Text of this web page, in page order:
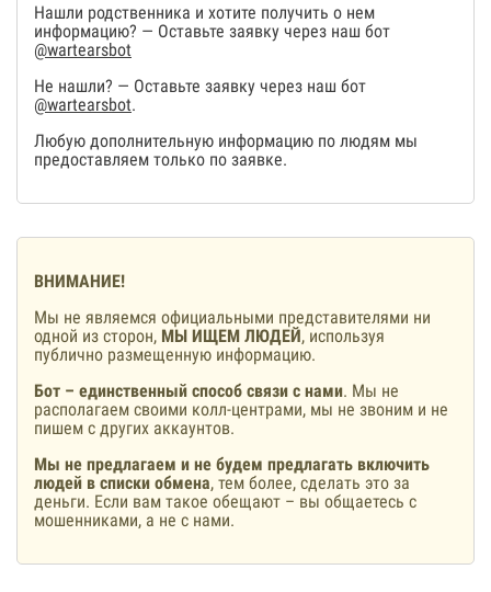
Нашли родственника и хотите получить о нем
информацию? — Оставьте заявку через наш бот
@wartearsbot
Не нашли? — Оставьте заявку через наш бот
@wartearsbot.
Любую дополнительную информацию по людям мы
предоставляем только по заявке.
ВНИМАНИЕ!
Мы не являемся официальными представителями ни
одной из сторон, МЫ ИЩЕМ ЛЮДЕЙ, используя
публично размещенную информацию.
Бот – единственный способ связи с нами. Мы не
располагаем своими колл-центрами, мы не звоним и не
пишем с других аккаунтов.
Мы не предлагаем и не будем предлагать включить
людей в списки обмена, тем более, сделать это за
деньги. Если вам такое обещают – вы общаетесь с
мошенниками, а не с нами.